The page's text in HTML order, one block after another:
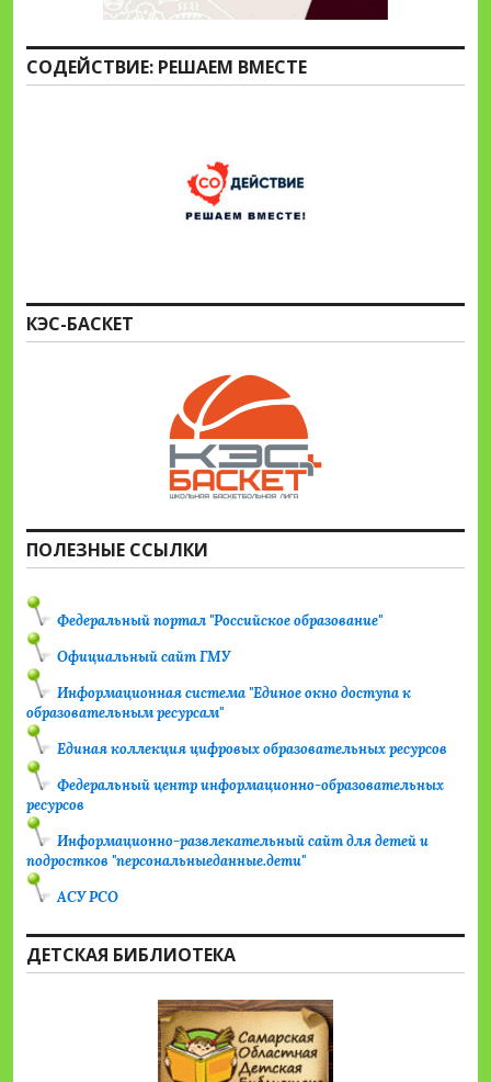
СОДЕЙСТВИЕ: РЕШАЕМ ВМЕСТЕ
КЭС-БАСКЕТ
ПОЛЕЗНЫЕ ССЫЛКИ
Федеральный портал "Российское образование"
Официальный сайт ГМУ
Информационная система "Единое окно доступа к
образовательным ресурсам"
Единая коллекция цифровых образовательных ресурсов
Федеральный центр информационно-образовательных
ресурсов
Информационно-развлекательный сайт для детей и
подростков "персональныеданные.дети"
АСУ РСО
ДЕТСКАЯ БИБЛИОТЕКА